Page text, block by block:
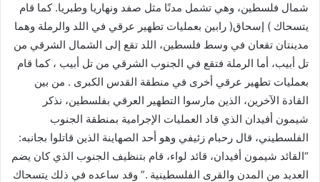
شمال فلسطين، وهي تشمل مدنًا مثل صفد ونهاريا وطبريا. كما قام
يتسحاك ) إسحاق( رابين بعمليات تطهير عرقي في اللد والرملة وهما
مدينتان تقعان في وسط فلسطين، اللد تقع إلى الشمال الشرقي من
تل أبيب، أما الرملة فتقع في الجنوب الشرقي من تل أبيب ، كما قام
بعمليات تطهير عرقي أخرى في منطقة القدس الكبرى . من بين
القادة الآخرين، الذين مارسوا التطهير العرقي بفلسطين، نذكر
شيمون أفيدان الذي قاد العمليات الإجرامية بمنطقة الجنوب
الفلسطيني، قال رحبام زئيفي وهو أحد الصهاينة الذين قاتلوا بجانبه:
“القائد شيمون أفيدان، قائد لواء، قام بتنظيف الجنوب الذي كان يضم
العديد من المدن والقرى الفلسطينية .” وقد ساعده في ذلك يتسحاك